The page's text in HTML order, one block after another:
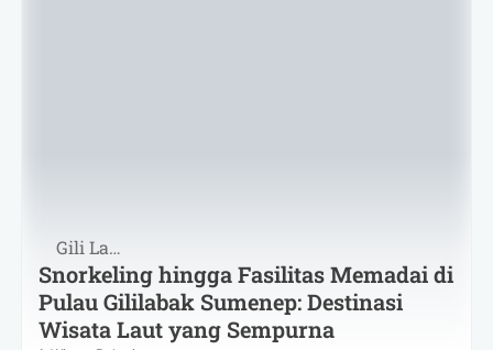
Gili Labak
Snorkeling hingga Fasilitas Memadai di
Pulau Gililabak Sumenep: Destinasi
Wisata Laut yang Sempurna